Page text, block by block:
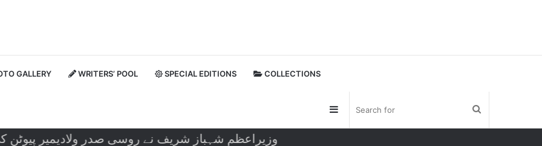
GALLERY WRITERS’ POOL SPECIAL EDITIONS COLLECTIONS
Sidebar
وزیراعظم شہباز شریف نے روسی صدر ولادیمیر پیوٹن کی